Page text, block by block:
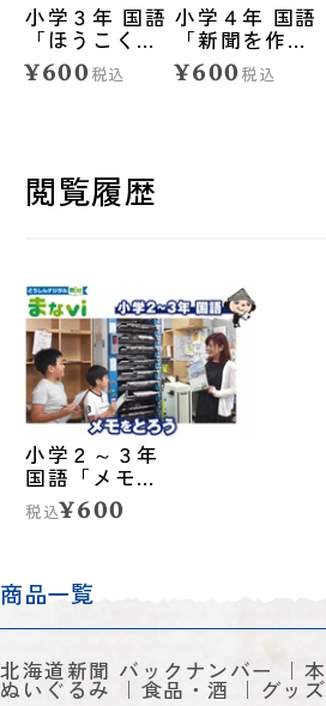
小学３年 国語
「ほうこくす
る文章を書こ
う」
¥600 税込
小学４年 国語
「新聞を作ろ
う」
¥600 税込
閲覧履歴
小学２～３年
国語「メモを
とろう」
税込¥600
商品一覧
北海道新聞 バックナンバー 本
ぬいぐるみ 食品・酒 グッズ